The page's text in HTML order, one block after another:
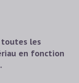
toutes les
en fonction